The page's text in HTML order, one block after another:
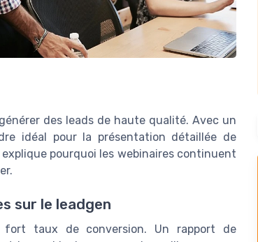
des leads de haute qualité. Avec un
idéal pour la présentation détaillée de
pourquoi les webinaires continuent
sur le leadgen
fort taux de conversion. Un rapport de